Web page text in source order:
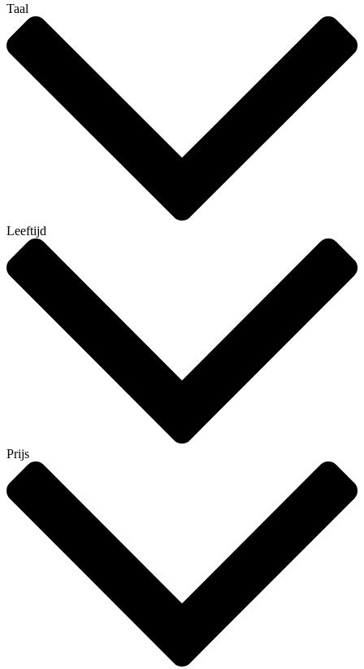
Taal
Leeftijd
Prijs